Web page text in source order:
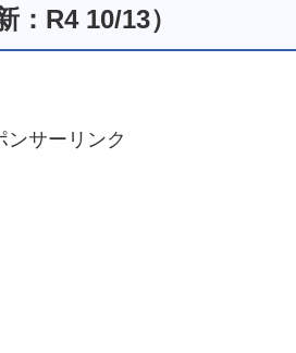
R4 10/13）
ンサーリンク